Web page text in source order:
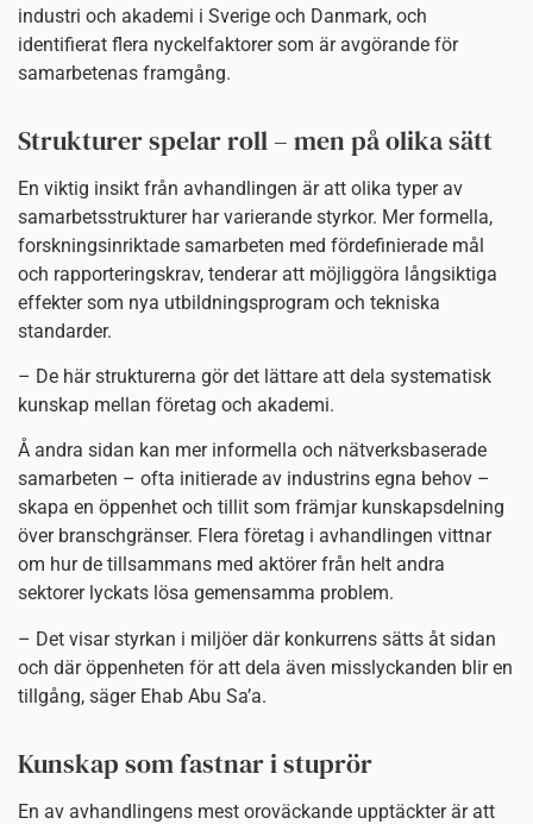
industri och akademi i Sverige och Danmark, och
identifierat flera nyckelfaktorer som är avgörande för
samarbetenas framgång.
Strukturer spelar roll – men på olika sätt
En viktig insikt från avhandlingen är att olika typer av
samarbetsstrukturer har varierande styrkor. Mer formella,
forskningsinriktade samarbeten med fördefinierade mål
och rapporteringskrav, tenderar att möjliggöra långsiktiga
effekter som nya utbildningsprogram och tekniska
standarder.
– De här strukturerna gör det lättare att dela systematisk
kunskap mellan företag och akademi.
Å andra sidan kan mer informella och nätverksbaserade
samarbeten – ofta initierade av industrins egna behov –
skapa en öppenhet och tillit som främjar kunskapsdelning
över branschgränser. Flera företag i avhandlingen vittnar
om hur de tillsammans med aktörer från helt andra
sektorer lyckats lösa gemensamma problem.
– Det visar styrkan i miljöer där konkurrens sätts åt sidan
och där öppenheten för att dela även misslyckanden blir en
tillgång, säger Ehab Abu Sa’a.
Kunskap som fastnar i stuprör
En av avhandlingens mest oroväckande upptäckter är att